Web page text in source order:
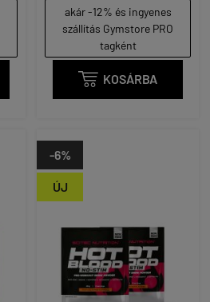
akár -12% és ingyenes
szállítás Gymstore PRO
tagként
 KOSÁRBA
ÚJ
-6%